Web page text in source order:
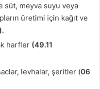
süt, meyva suyu veya
üretimi için kağıt ve
harfler (49.11
levhalar, şeritler (06